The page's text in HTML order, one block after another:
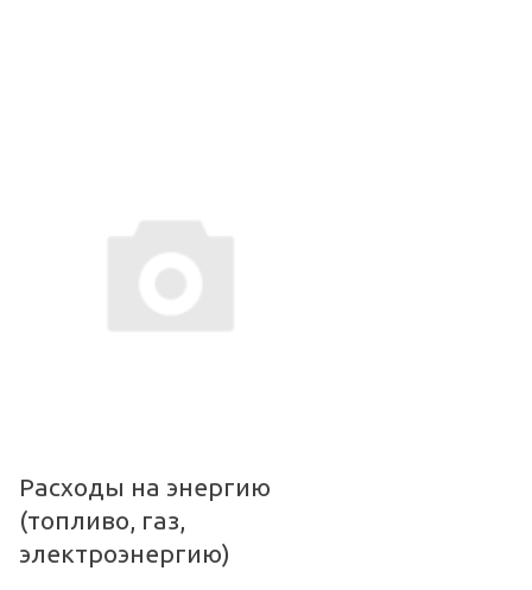
Расходы на энергию
(топливо, газ,
электроэнергию)